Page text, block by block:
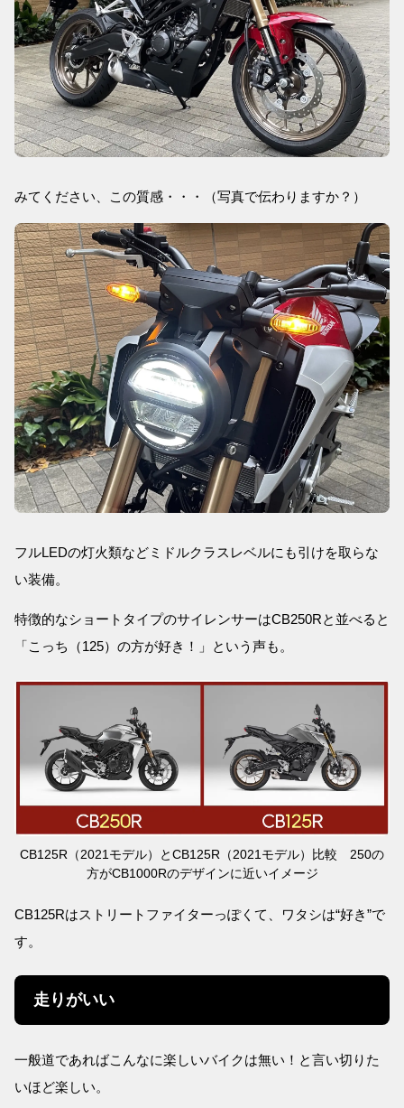
みてください、この質感・・・（写真で伝わりますか？）
フルLEDの灯火類などミドルクラスレベルにも引けを取らな
い装備。
特徴的なショートタイプのサイレンサーはCB250Rと並べると
「こっち（125）の方が好き！」という声も。
CB125R（2021モデル）とCB125R（2021モデル）比較 250の
方がCB1000Rのデザインに近いイメージ
CB125Rはストリートファイターっぽくて、ワタシは“好き”で
す。
走りがいい
一般道であればこんなに楽しいバイクは無い！と言い切りた
いほど楽しい。